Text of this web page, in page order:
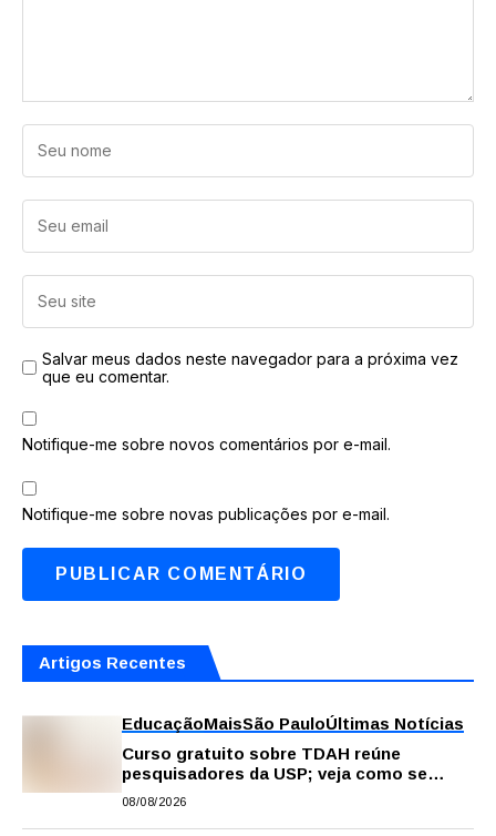
Salvar meus dados neste navegador para a próxima vez
que eu comentar.
Notifique-me sobre novos comentários por e-mail.
Notifique-me sobre novas publicações por e-mail.
Artigos Recentes
EducaçãoMaisSão PauloÚltimas Notícias
Curso gratuito sobre TDAH reúne
pesquisadores da USP; veja como se
inscrever
08/08/2026